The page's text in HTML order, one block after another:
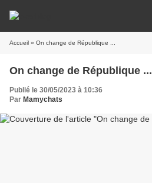
Accueil » On change de République ...
On change de République ...
Publié le 30/05/2023 à 10:36
Par Mamychats